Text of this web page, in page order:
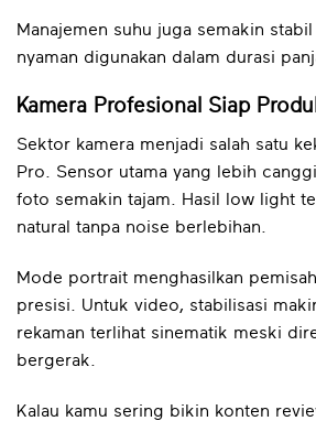
Manajemen suhu juga semakin
nyaman digunakan dalam durasi
Kamera Profesional Siap
Sektor kamera menjadi salah satu
Pro. Sensor utama yang lebih
foto semakin tajam. Hasil low light
natural tanpa noise berlebihan.
Mode portrait menghasilkan
presisi. Untuk video, stabilisasi
rekaman terlihat sinematik meski
bergerak.
Kalau kamu sering bikin konten